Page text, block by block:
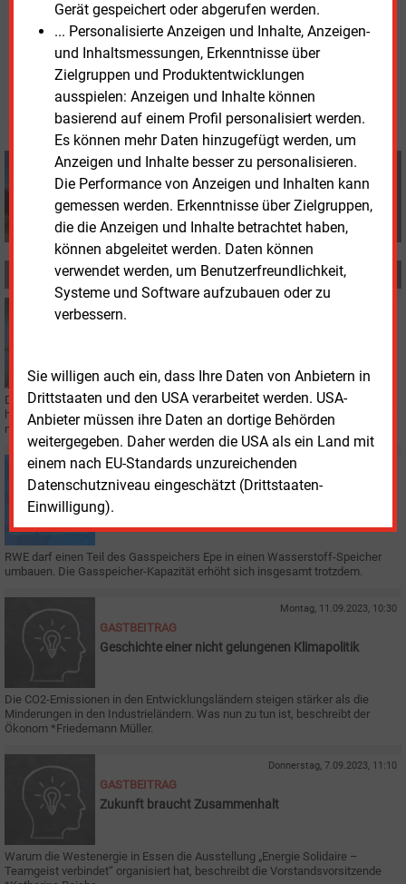
Gerät gespeichert oder abgerufen werden.
... Personalisierte Anzeigen und Inhalte, Anzeigen-
und Inhaltsmessungen, Erkenntnisse über
Zielgruppen und Produktentwicklungen
ausspielen: Anzeigen und Inhalte können
basierend auf einem Profil personalisiert werden.
Es können mehr Daten hinzugefügt werden, um
Anzeigen und Inhalte besser zu personalisieren.
Die Performance von Anzeigen und Inhalten kann
gemessen werden. Erkenntnisse über Zielgruppen,
die die Anzeigen und Inhalte betrachtet haben,
können abgeleitet werden. Daten können
verwendet werden, um Benutzerfreundlichkeit,
Systeme und Software aufzubauen oder zu
verbessern.
Sie willigen auch ein, dass Ihre Daten von Anbietern in
Drittstaaten und den USA verarbeitet werden. USA-
Anbieter müssen ihre Daten an dortige Behörden
weitergegeben. Daher werden die USA als ein Land mit
einem nach EU-Standards unzureichenden
Datenschutzniveau eingeschätzt (Drittstaaten-
Einwilligung).
Redaktion
Redaktion
+49 (0) 8152 9311 0
info@energie-und-management.de
MEHR ZUM THEMA
Oberrhein
Die Gasnetzbetreiber Terranets BW, GRT Gaz sowie die Badenova Netze
haben bei ihrer Interessenabfrage für künftige Wasserstoffprojekte nicht nur
mögliche H2-Abnehmer gefunden.
Mittwoch, 29.11.2023, 16:26
WASSERSTOFF
Behörde genehmigt Umbau einer Kaverne für
Wasserstoff
RWE darf einen Teil des Gasspeichers Epe in einen Wasserstoff-Speicher
umbauen. Die Gasspeicher-Kapazität erhöht sich insgesamt trotzdem.
Montag, 11.09.2023, 10:30
GASTBEITRAG
Geschichte einer nicht gelungenen Klimapolitik
Die CO2-Emissionen in den Entwicklungsländern steigen stärker als die
Minderungen in den Industrieländern. Was nun zu tun ist, beschreibt der
Ökonom *Friedemann Müller.
Donnerstag, 7.09.2023, 11:10
GASTBEITRAG
Zukunft braucht Zusammenhalt
Warum die Westenergie in Essen die Ausstellung „Energie Solidaire –
Teamgeist verbindet“ organisiert hat, beschreibt die Vorstandsvorsitzende